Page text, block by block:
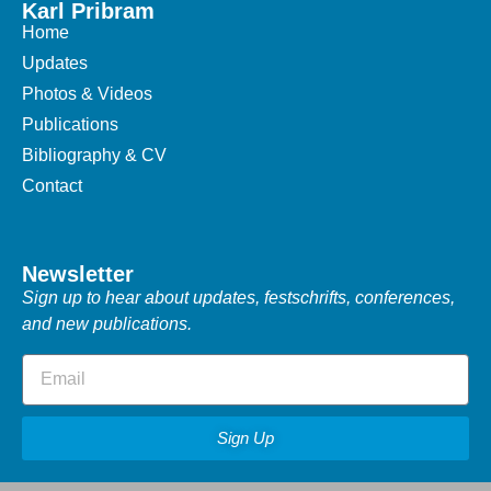
Karl Pribram
Home
Updates
Photos & Videos
Publications
Bibliography & CV
Contact
Newsletter
Sign up to hear about updates, festschrifts, conferences,
and new publications.
Sign Up